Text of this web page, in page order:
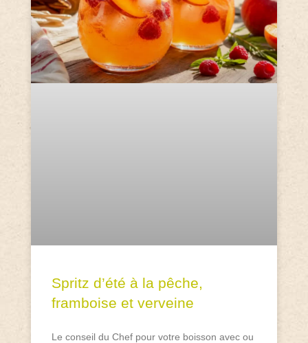
Spritz d’été à la pêche,
framboise et verveine
Le conseil du Chef pour votre boisson avec ou